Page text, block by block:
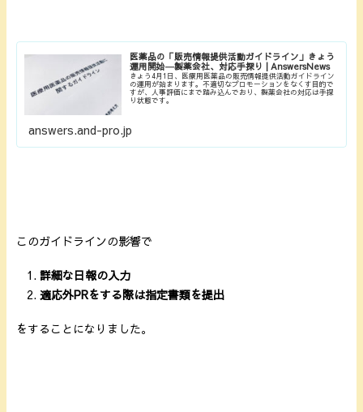
医薬品の「販売情報提供活動ガイドライン」きょう
運用開始―製薬会社、対応手探り | AnswersNews
きょう4月1日、医療用医薬品の販売情報提供活動ガイドライン
の運用が始まります。不適切なプロモーションをなくす目的で
すが、人事評価にまで踏み込んでおり、製薬会社の対応は手探
り状態です。
answers.and-pro.jp
このガイドラインの影響で
詳細な日報の入力
適応外PRをする際は指定書類を提出
をすることになりました。